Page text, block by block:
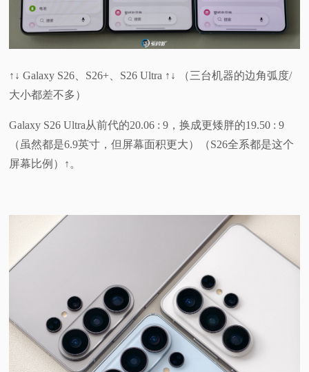
↑↓ Galaxy S26、S26+、S26 Ultra ↑↓ （三台机器的边角弧度/
大小都差不多）
Galaxy S26 Ultra从前代的20.06 : 9，换成更矮胖的19.50 : 9
（虽然都是6.9英寸，但屏幕面积更大）（S26全系都是这个
屏幕比例）↑。